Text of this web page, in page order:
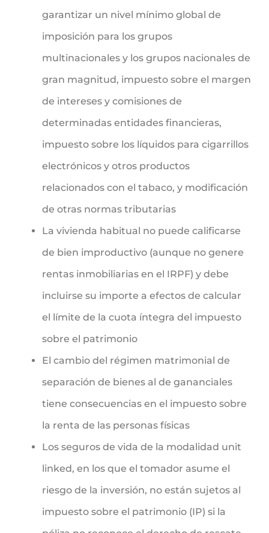
garantizar un nivel mínimo global de
imposición para los grupos
multinacionales y los grupos nacionales de
gran magnitud, impuesto sobre el margen
de intereses y comisiones de
determinadas entidades financieras,
impuesto sobre los líquidos para cigarrillos
electrónicos y otros productos
relacionados con el tabaco, y modificación
de otras normas tributarias
La vivienda habitual no puede calificarse
de bien improductivo (aunque no genere
rentas inmobiliarias en el IRPF) y debe
incluirse su importe a efectos de calcular
el límite de la cuota íntegra del impuesto
sobre el patrimonio
El cambio del régimen matrimonial de
separación de bienes al de gananciales
tiene consecuencias en el impuesto sobre
la renta de las personas físicas
Los seguros de vida de la modalidad unit
linked, en los que el tomador asume el
riesgo de la inversión, no están sujetos al
impuesto sobre el patrimonio (IP) si la